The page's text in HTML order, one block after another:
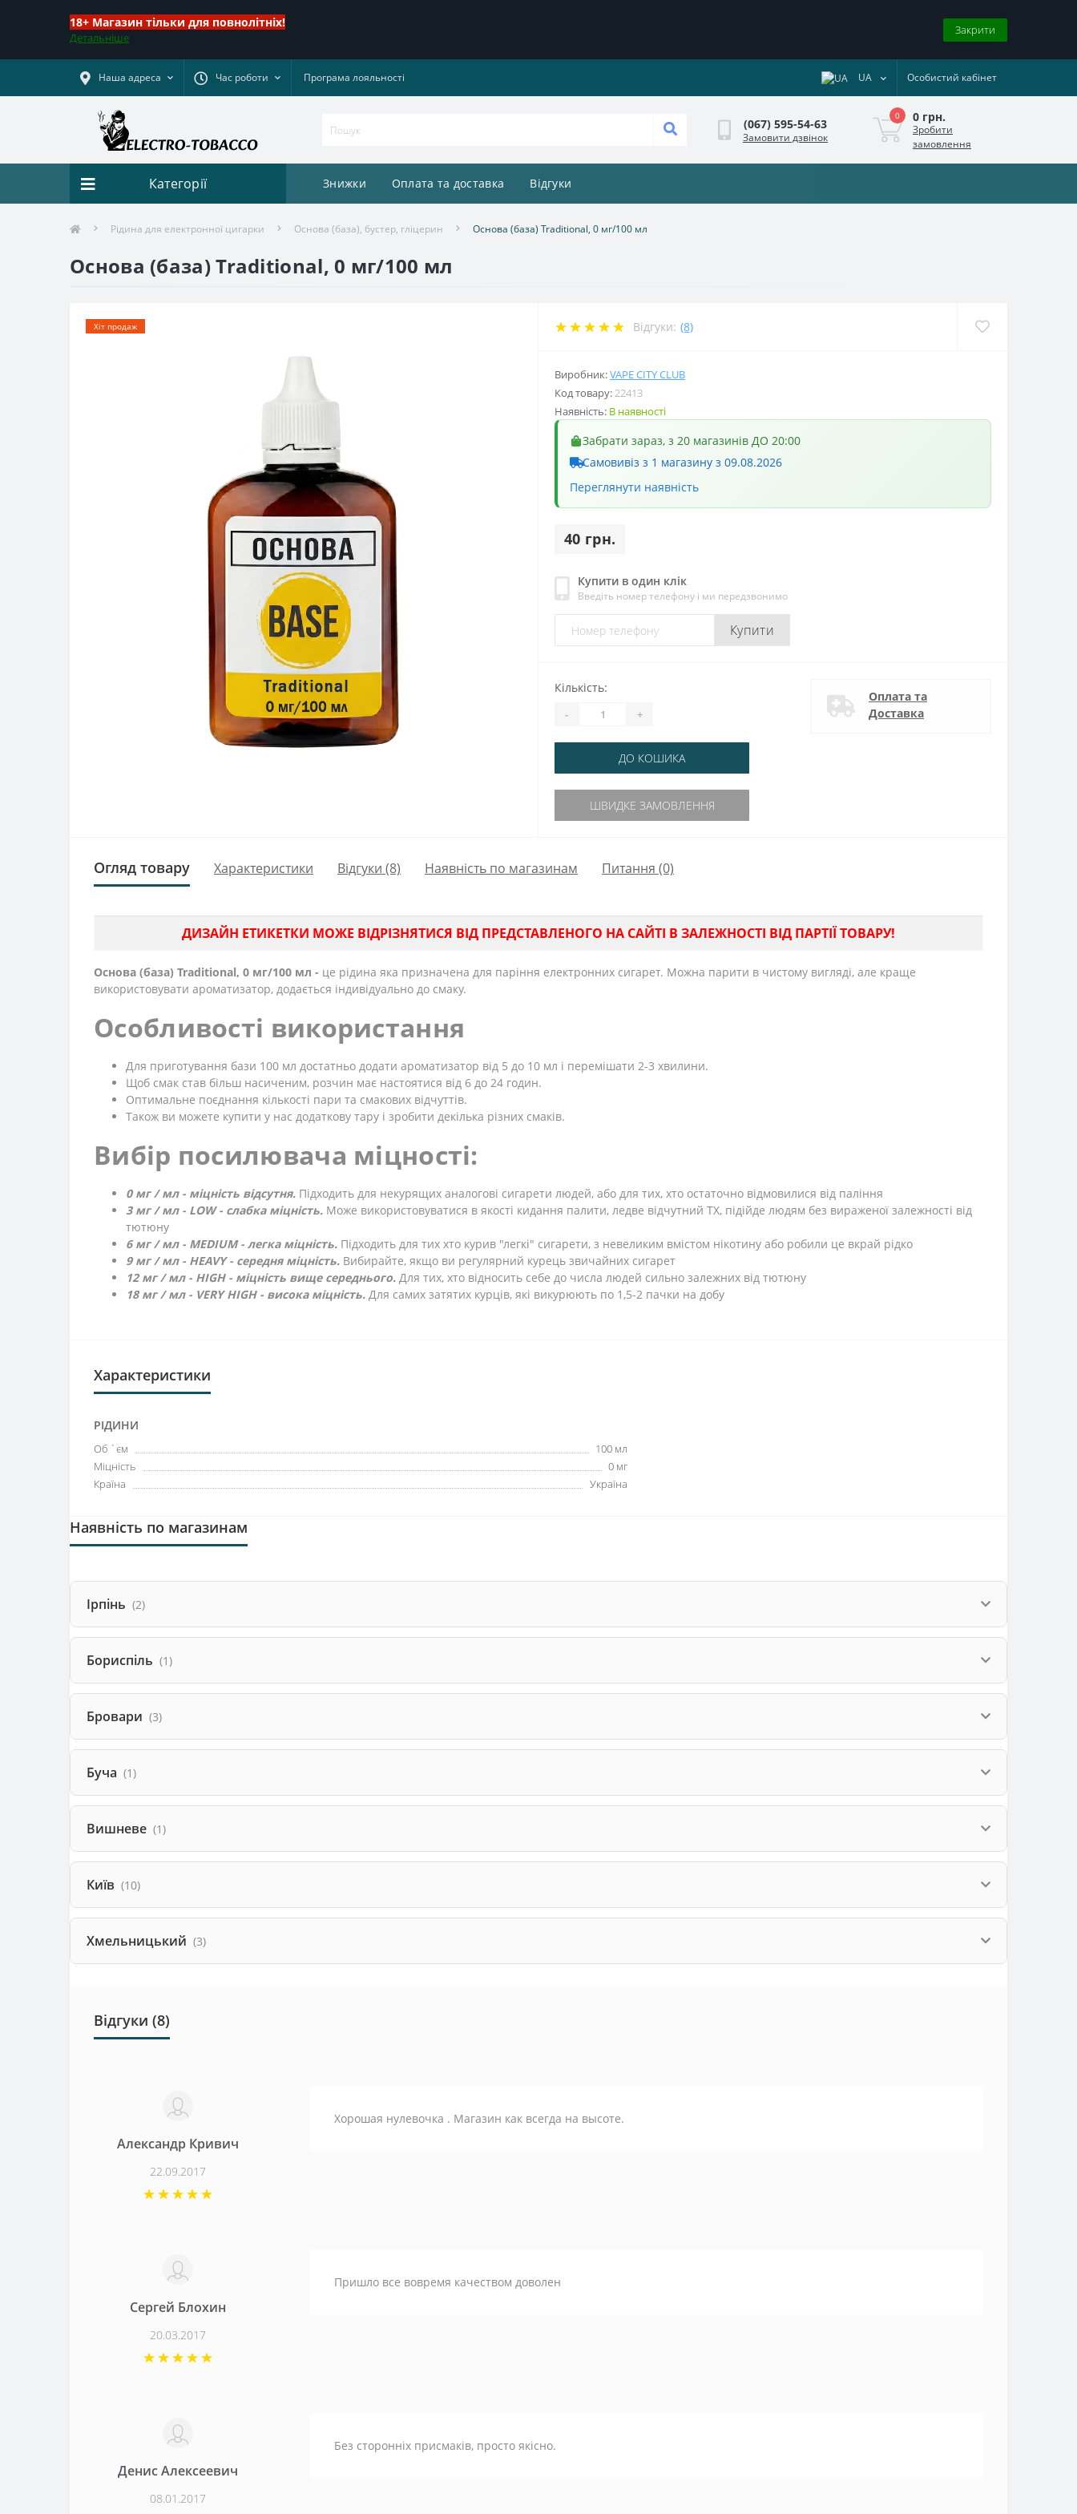
18+ Магазин тільки для повнолітніх!
Детальніше
Закрити
Наша адреса Час роботи Програма лояльності UA Особистий кабінет
(067) 595-54-63
Замовити дзвінок
0 0 грн.
Зробити
замовлення
Категорії Знижки Оплата та доставка Відгуки
Рідина для електронної цигарки Основа (база), бустер, гліцерин Основа (база) Traditional, 0 мг/100 мл
Основа (база) Traditional, 0 мг/100 мл
Хіт продаж Відгуки: (8)
Виробник:VAPE CITY CLUB
Код товару:22413
Наявність: В наявності
Забрати зараз, з 20 магазинів ДО 20:00
Самовивіз з 1 магазину з 09.08.2026
Переглянути наявність
40 грн.
Купити в один клік
Введіть номер телефону і ми передзвонимо
Купити
Кількість:
- +
ДО КОШИКА
ШВИДКЕ ЗАМОВЛЕННЯ
Оплата та
Доставка
Огляд товару Характеристики Відгуки (8) Наявність по магазинам Питання (0)
ДИЗАЙН ЕТИКЕТКИ МОЖЕ ВІДРІЗНЯТИСЯ ВІД ПРЕДСТАВЛЕНОГО НА САЙТІ В ЗАЛЕЖНОСТІ ВІД ПАРТІЇ ТОВАРУ!
Основа (база) Traditional, 0 мг/100 мл - це рідина яка призначена для паріння електронних сигарет. Можна парити в чистому вигляді, але краще
використовувати ароматизатор, додається індивідуально до смаку.
Особливості використання
Для приготування бази 100 мл достатньо додати ароматизатор від 5 до 10 мл і перемішати 2-3 хвилини.
Щоб смак став більш насиченим, розчин має настоятися від 6 до 24 годин.
Оптимальне поєднання кількості пари та смакових відчуттів.
Також ви можете купити у нас додаткову тару і зробити декілька різних смаків.
Вибір посилювача міцності:
0 мг / мл - міцність відсутня. Підходить для некурящих аналогові сигарети людей, або для тих, хто остаточно відмовилися від паління
3 мг / мл - LOW - слабка міцність. Може використовуватися в якості кидання палити, ледве відчутний ТХ, підійде людям без вираженої залежності від
тютюну
6 мг / мл - MEDIUM - легка міцність. Підходить для тих хто курив "легкі" сигарети, з невеликим вмістом нікотину або робили це вкрай рідко
9 мг / мл - HEAVY - середня міцність. Вибирайте, якщо ви регулярний курець звичайних сигарет
12 мг / мл - HIGH - міцність вище середнього. Для тих, хто відносить себе до числа людей сильно залежних від тютюну
18 мг / мл - VERY HIGH - висока міцність. Для самих затятих курців, які викурюють по 1,5-2 пачки на добу
Характеристики
РІДИНИ
Об `єм
100 мл
Міцність
0 мг
Країна
Україна
Наявність по магазинам
Ірпінь (2)
Бориспіль (1)
Бровари (3)
Буча (1)
Вишневе (1)
Київ (10)
Хмельницький (3)
Відгуки (8)
Александр Кривич
22.09.2017
Хорошая нулевочка . Магазин как всегда на высоте.
Сергей Блохин
20.03.2017
Пришло все вовремя качеством доволен
Денис Алексеевич
08.01.2017
Без сторонніх присмаків, просто якісно.